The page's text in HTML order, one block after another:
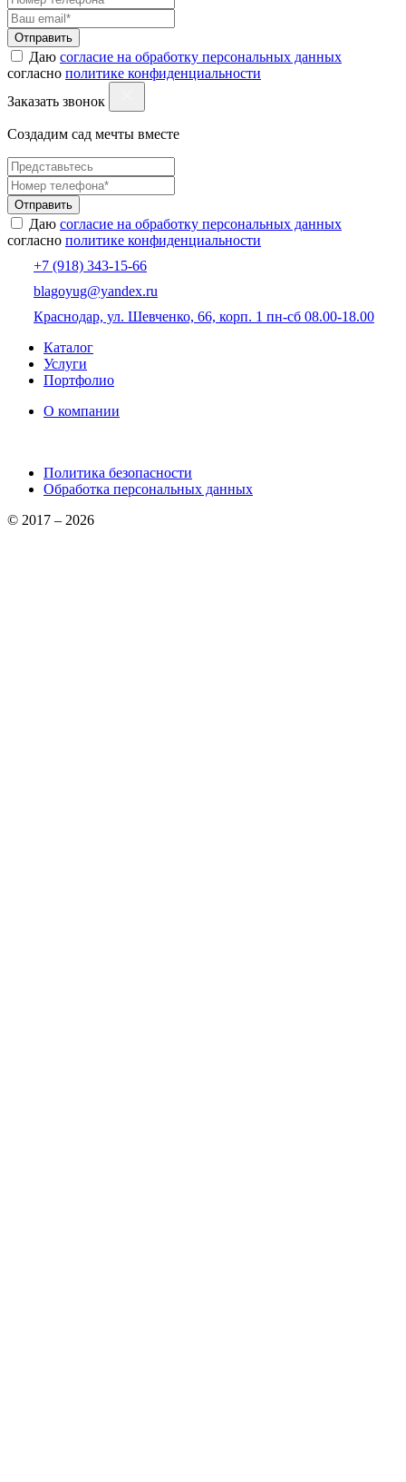
Отправить
Даю согласие на обработку персональных данных
согласно политике конфиденциальности
Заказать звонок
Создадим сад мечты вместе
Отправить
Даю согласие на обработку персональных данных
согласно политике конфиденциальности
+7 (918) 343-15-66
blagoyug@yandex.ru
Краснодар, ул. Шевченко, 66, корп. 1 пн-сб 08.00-18.00
Каталог
Услуги
Портфолио
О компании
Политика безопасности
Обработка персональных данных
© 2017 – 2026